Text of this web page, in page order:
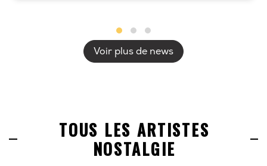
Voir plus de news
TOUS LES ARTISTES
NOSTALGIE